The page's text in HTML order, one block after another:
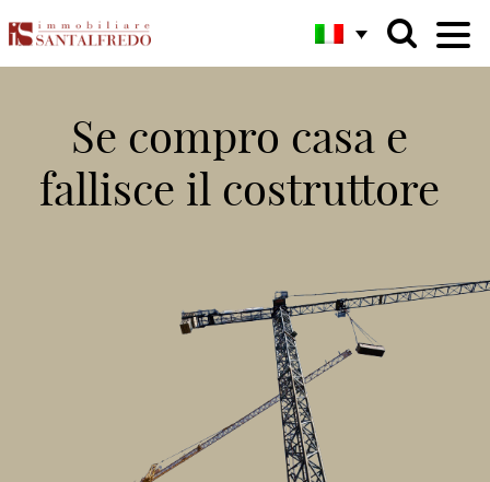
Se compro casa e
fallisce il costruttore